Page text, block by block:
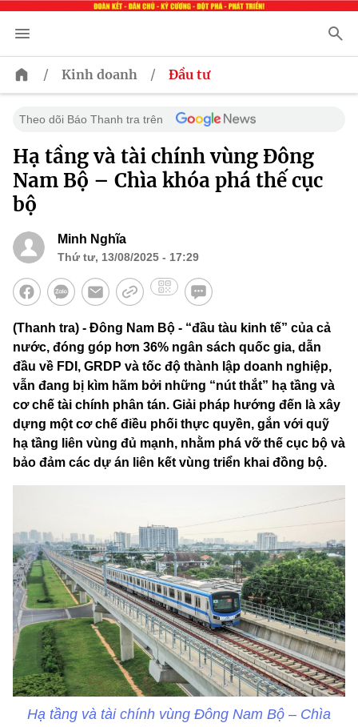
/ Kinh doanh / Đầu tư
Theo dõi Báo Thanh tra trên
Hạ tầng và tài chính vùng Đông
Nam Bộ – Chìa khóa phá thế cục
bộ
Minh Nghĩa
Thứ tư, 13/08/2025 - 17:29
(Thanh tra) - Đông Nam Bộ - “đầu tàu kinh tế” của cả
nước, đóng góp hơn 36% ngân sách quốc gia, dẫn
đầu về FDI, GRDP và tốc độ thành lập doanh nghiệp,
vẫn đang bị kìm hãm bởi những “nút thắt” hạ tầng và
cơ chế tài chính phân tán. Giải pháp hướng đến là xây
dựng một cơ chế điều phối thực quyền, gắn với quỹ
hạ tầng liên vùng đủ mạnh, nhằm phá vỡ thế cục bộ và
bảo đảm các dự án liên kết vùng triển khai đồng bộ.
Hạ tầng và tài chính vùng Đông Nam Bộ – Chìa